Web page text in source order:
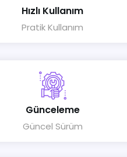
Hızlı Kullanım
Pratik Kullanım
Günceleme
Güncel Sürüm